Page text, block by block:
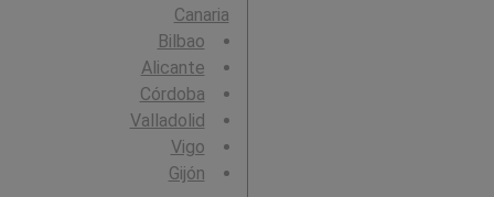
Canaria
Bilbao
Alicante
Córdoba
Valladolid
Vigo
Gijón